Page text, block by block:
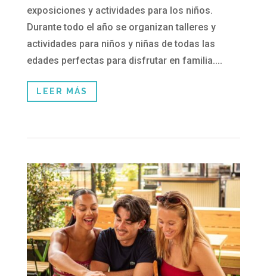
exposiciones y actividades para los niños.
Durante todo el año se organizan talleres y
actividades para niños y niñas de todas las
edades perfectas para disfrutar en familia....
LEER MÁS